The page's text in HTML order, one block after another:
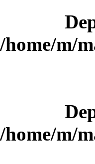
/home/m/
/home/m/